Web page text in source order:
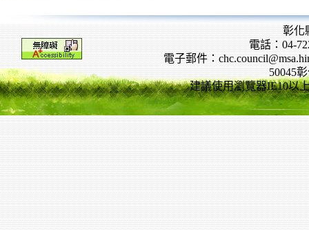
彰化
電話：04-
電子郵件：
50045
建議使用瀏覽器IE10以